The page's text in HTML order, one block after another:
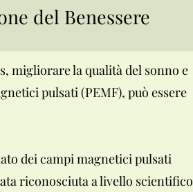
del Benessere
migliorare la qualità del sonno e
pulsati (PEMF), può essere
dei campi magnetici pulsati
riconosciuta a livello scientifico